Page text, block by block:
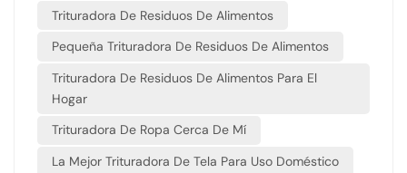
clasifican como residuos sólidos los ácidos, álcalis,
aceites usados, disolventes orgánicos y otros líquidos
principales maneras de gestionar los residuos sólidos en
nuestro país?1. Compactación: Este método comprime
los residuos sólidos para reducir su volumen, disminuir
Trituradora De Residuos De Alimentos
Pequeña Trituradora De Residuos De Alimentos
Trituradora De Residuos De Alimentos Para El
Hogar
Trituradora De Ropa Cerca De Mí
La Mejor Trituradora De Tela Para Uso Doméstico